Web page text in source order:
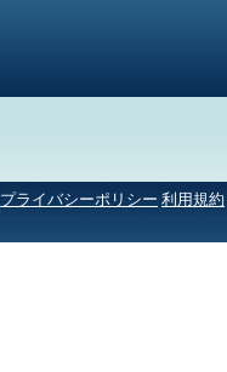
プライバシーポリシー 利用規約